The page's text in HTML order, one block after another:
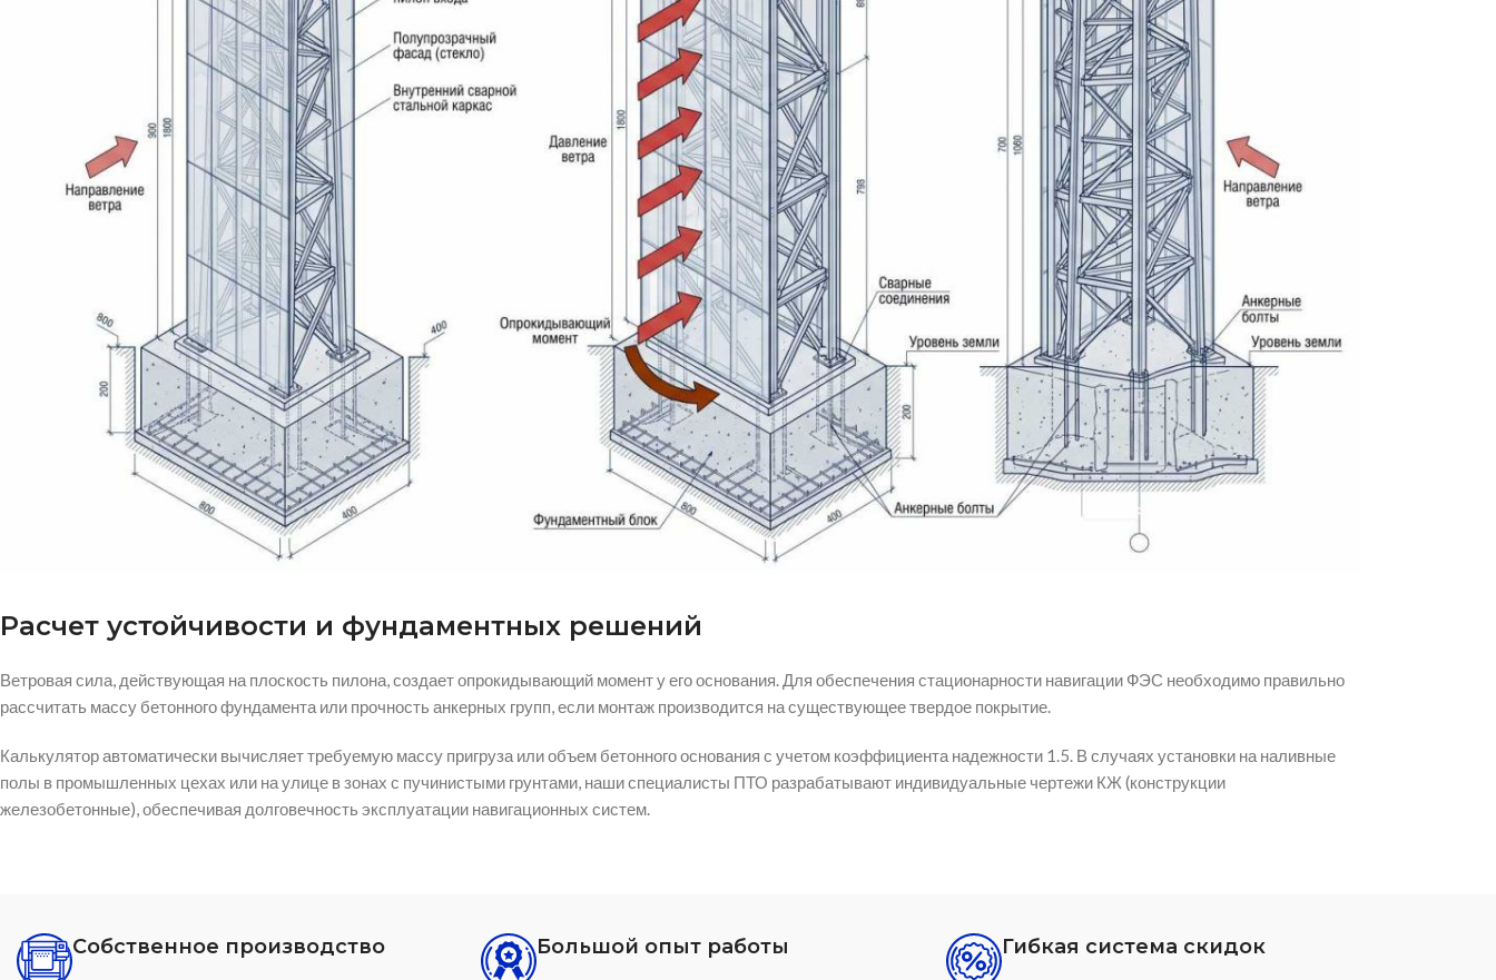
Расчет устойчивости и фундаментных решений
Ветровая сила, действующая на плоскость пилона, создает опрокидывающий момент у его основания. Для обеспечения стационарности навигации ФЭС необходимо правильно
рассчитать массу бетонного фундамента или прочность анкерных групп, если монтаж производится на существующее твердое покрытие.
Калькулятор автоматически вычисляет требуемую массу пригруза или объем бетонного основания с учетом коэффициента надежности 1.5. В случаях установки на наливные
полы в промышленных цехах или на улице в зонах с пучинистыми грунтами, наши специалисты ПТО разрабатывают индивидуальные чертежи КЖ (конструкции
железобетонные), обеспечивая долговечность эксплуатации навигационных систем.
Собственное производство Большой опыт работы Гибкая система скидок